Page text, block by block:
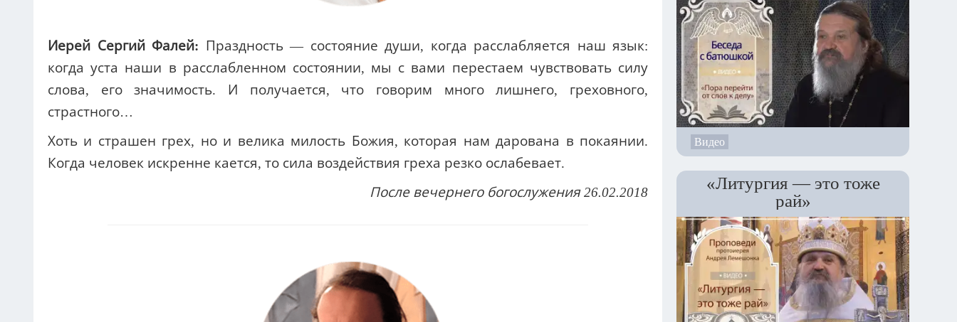
Иерей Сергий Фалей: Праздность — состояние души, когда расслабляется наш язык:
когда уста наши в расслабленном состоянии, мы с вами перестаем чувствовать силу
слова, его значимость. И получается, что говорим много лишнего, греховного,
страстного…
Хоть и страшен грех, но и велика милость Божия, которая нам дарована в покаянии.
Когда человек искренне кается, то сила воздействия греха резко ослабевает.
После вечернего богослужения 26.02.2018
Видео
«Литургия — это тоже
рай»